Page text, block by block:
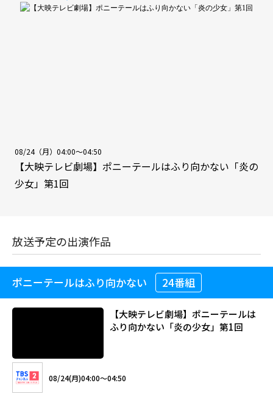
08/24（月）04:00～04:50
【大映テレビ劇場】ポニーテールはふり向かない「炎の
少女」第1回
放送予定の出演作品
ポニーテールはふり向かない 24番組
【大映テレビ劇場】ポニーテールは
ふり向かない「炎の少女」第1回
08/24(月)04:00～04:50